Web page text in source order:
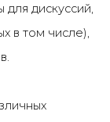
для дискуссий,
в том числе),